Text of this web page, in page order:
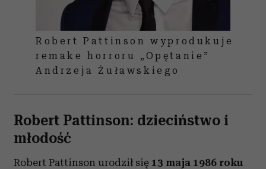
Robert Pattinson wyprodukuje
remake horroru „Opętanie”
Andrzeja Żuławskiego
Robert Pattinson: dzieciństwo i
młodość
Robert Pattinson urodził się 13 maja 1986 roku